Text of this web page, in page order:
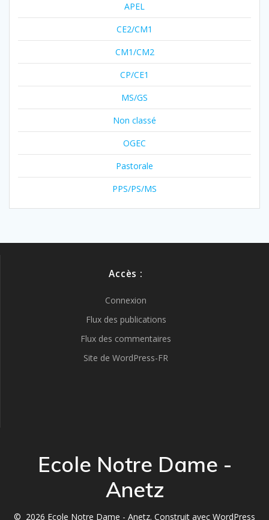
APEL
CE2/CM1
CM1/CM2
CP/CE1
MS/GS
Non classé
OGEC
Pastorale
PPS/PS/MS
Accès :
Connexion
Flux des publications
Flux des commentaires
Site de WordPress-FR
Ecole Notre Dame -
Anetz
© 2026 Ecole Notre Dame - Anetz. Construit avec WordPress